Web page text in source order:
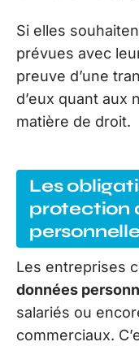
Si elles
prévues avec
preuve d’une
d’eux quant aux
matière de droit.
Les
protection
Les entreprises
données
salariés ou
commerciaux.